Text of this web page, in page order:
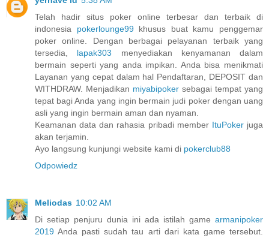
Telah hadir situs poker online terbesar dan terbaik di
indonesia pokerlounge99khusus buat kamu penggemar
poker online. Dengan berbagai pelayanan terbaik yang
tersedia, lapak303 menyediakan kenyamanan dalam
bermain seperti yang anda impikan. Anda bisa menikmati
Layanan yang cepat dalam hal Pendaftaran, DEPOSIT dan
WITHDRAW. Menjadikan miyabipoker sebagai tempat yang
tepat bagi Anda yang ingin bermain judi poker dengan uang
asli yang ingin bermain aman dan nyaman.
Keamanan data dan rahasia pribadi member ItuPokerjuga
akan terjamin.
Ayo langsung kunjungi website kami di pokerclub88
Odpowiedz
Meliodas 10:02 AM
Di setiap penjuru dunia ini ada istilah game armanipoker
2019 Anda pasti sudah tau arti dari kata game tersebut.